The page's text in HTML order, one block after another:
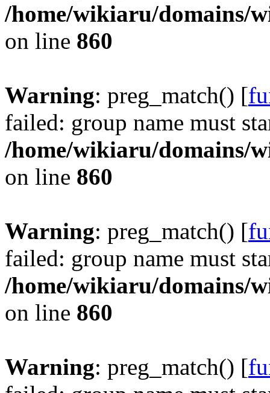
/home/wikiaru/domains/
on line 860
Warning: preg_match() [
failed: group name must
/home/wikiaru/domains/
on line 860
Warning: preg_match() [
failed: group name must
/home/wikiaru/domains/
on line 860
Warning: preg_match() [